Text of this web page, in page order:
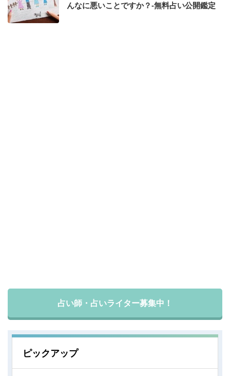
んなに悪いことですか？-無料占い公開鑑定
占い師・占いライター募集中！
ピックアップ